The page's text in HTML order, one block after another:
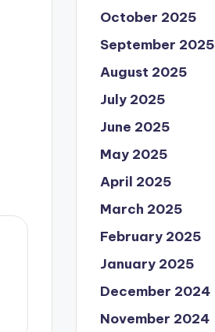
October 2025
September 2025
August 2025
July 2025
June 2025
May 2025
April 2025
March 2025
February 2025
January 2025
December 2024
November 2024